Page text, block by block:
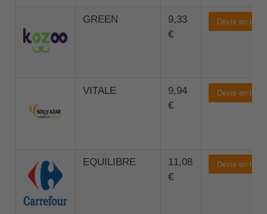
GREEN
9,33
€
Devis en ligne
VITALE
9,94
€
Devis en ligne
EQUILIBRE
11,08
€
Devis en ligne